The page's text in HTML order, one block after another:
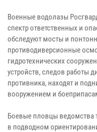
Военные водолазы
спектр ответственных и
обследуют мосты и
противодиверсионные
гидротехнических
устройств, следов работы
противника, находят и
вооружением и
Боевые пловцы ведомства
в подводном